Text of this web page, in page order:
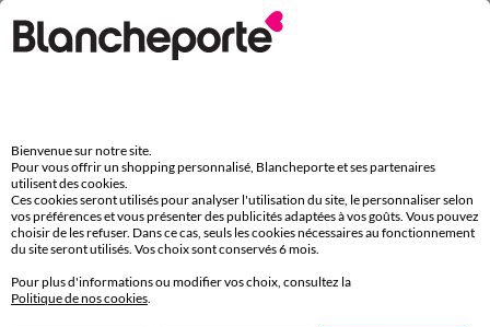
+ 0,86 €
-50% dès 2 art Code 899013 -50% dès 2 art Code 899013
Bienvenue sur notre site.
Pour vous offrir un shopping personnalisé, Blancheporte et ses partenaires
utilisent des cookies.
Ces cookies seront utilisés pour analyser l'utilisation du site, le personnaliser selon
vos préférences et vous présenter des publicités adaptées à vos goûts. Vous pouvez
choisir de les refuser. Dans ce cas, seuls les cookies nécessaires au fonctionnement
du site seront utilisés. Vos choix sont conservés 6 mois.
Pour plus d'informations ou modifier vos choix, consultez la
Politique de nos cookies